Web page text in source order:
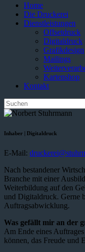
Home
Die Druckerei
Dienstleistungen
Offsetdruck
Digitaldruck
Grafikdesign
Mailings
Kartenshop
Kontakt
Inhaber | Digitaldruck
E-Mail:
Nach bestandener
Branche mit einer
Weiterbildung auf den
und Digitaldruck. Gerne
Auftragsabwicklung.
Was gefällt mir an der
Am Ende eines
können, das Freude und